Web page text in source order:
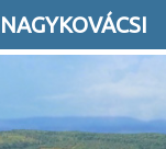
NAGYKOVÁCSI